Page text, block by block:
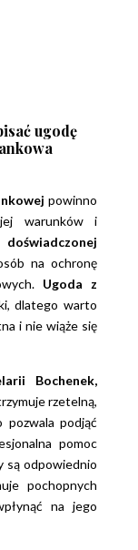
ugodę
powinno
jej warunków i
doświadczonej
na ochronę
Ugoda z
dlatego warto
i nie wiąże się
Bochenek,
rzetelną,
pozwala podjąć
pomoc
są odpowiednio
pochopnych
na jego